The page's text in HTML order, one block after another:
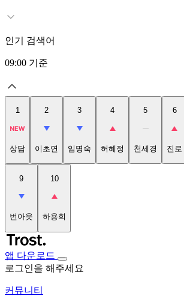
인기 검색어
09:00 기준
1
상담
2
이초연
3
임명숙
4
허혜정
5
천세경
6
진로
9
번아웃
10
하용희
앱 다운로드
로그인을 해주세요
커뮤니티